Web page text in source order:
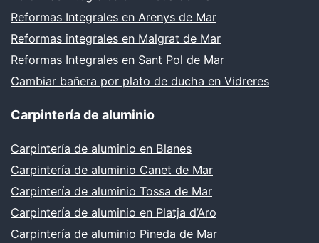
Reformas Integrales en Arenys de Mar
Reformas integrales en Malgrat de Mar
Reformas Integrales en Sant Pol de Mar
Cambiar bañera por plato de ducha en Vidreres
Carpintería de aluminio
Carpintería de aluminio en Blanes
Carpintería de aluminio Canet de Mar
Carpintería de aluminio Tossa de Mar
Carpintería de aluminio en Platja d’Aro
Carpintería de aluminio Pineda de Mar